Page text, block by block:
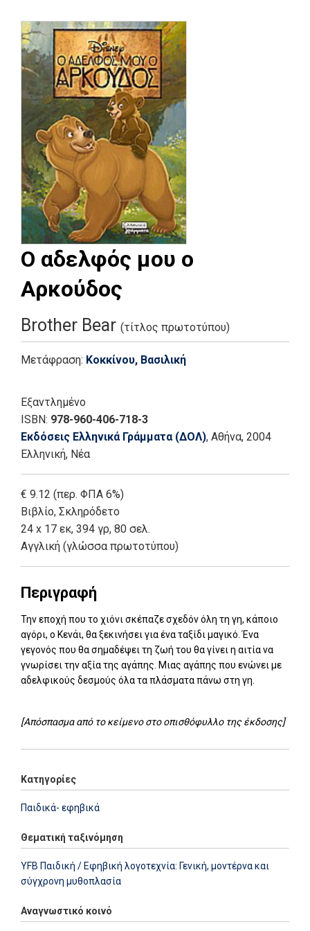
Ο αδελφός μου ο
Αρκούδος
Brother Bear (τίτλος πρωτοτύπου)
Μετάφραση: Κοκκίνου, Βασιλική
Εξαντλημένο
ISBN: 978-960-406-718-3
Εκδόσεις Ελληνικά Γράμματα (ΔΟΛ), Αθήνα, 2004
Ελληνική, Νέα
€ 9.12 (περ. ΦΠΑ 6%)
Βιβλίο, Σκληρόδετο
24 x 17 εκ, 394 γρ, 80 σελ.
Αγγλική (γλώσσα πρωτοτύπου)
Περιγραφή
Την εποχή που το χιόνι σκέπαζε σχεδόν όλη τη γη, κάποιο
αγόρι, ο Κενάι, θα ξεκινήσει για ένα ταξίδι μαγικό. Ένα
γεγονός που θα σημαδέψει τη ζωή του θα γίνει η αιτία να
γνωρίσει την αξία της αγάπης. Μιας αγάπης που ενώνει με
αδελφικούς δεσμούς όλα τα πλάσματα πάνω στη γη.
[Απόσπασμα από το κείμενο στο οπισθόφυλλο της έκδοσης]
Κατηγορίες
Παιδικά- εφηβικά
Θεματική ταξινόμηση
YFB Παιδική / Εφηβική λογοτεχνία: Γενική, μοντέρνα και
σύγχρονη μυθοπλασία
Αναγνωστικό κοινό